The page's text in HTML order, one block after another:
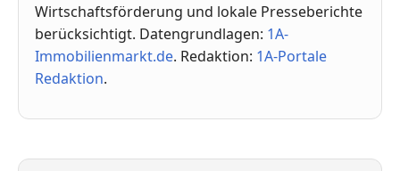
Wirtschaftsförderung und lokale Presseberichte
berücksichtigt. Datengrundlagen: 1A-
Immobilienmarkt.de. Redaktion: 1A-Portale
Redaktion.